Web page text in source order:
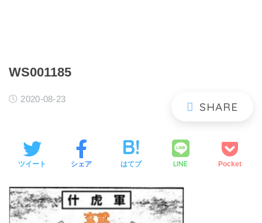
WS001185
2020-08-23
ツイート シェア はてブ LINE Pocket